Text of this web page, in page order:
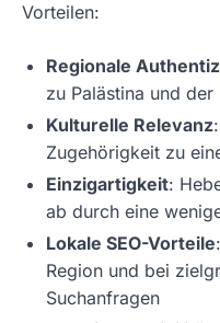
Vorteilen:
Regionale
zu Palästina und der
Kulturelle Relevanz
Zugehörigkeit zu
Einzigartigkeit:
ab durch eine
Lokale SEO-Vorteile
Region und bei
Suchanfragen